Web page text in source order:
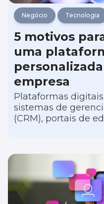
Negócio Tecnologia
5 motivos
uma
empresa
Plataformas
sistemas de
(CRM), portais de
oferecendo
concorrência.